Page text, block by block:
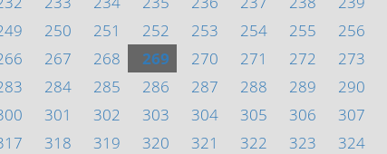
250 251 252 253 254 255 256
267 268 269 270 271 272 273
284 285 286 287 288 289 290
301 302 303 304 305 306 307
318 319 320 321 322 323 324